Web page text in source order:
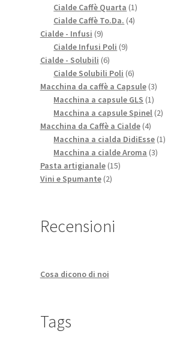
prodotti
Cialde Caffè Quarta 11
Cialde Caffè To.Da. 44
Cialde - Infusi 99
prodotti
Cialde Infusi Poli 99
Cialde - Solubili 66
prodotti
Cialde Solubili Poli 66
prodotti
Macchina da caffè a Capsule 33
Macchina a capsule GLS 11
prodotto
Macchina a capsule Spinel 22
Macchina da Caffè a Cialde 44
prodotti
Macchina a cialda DidiEsse 11
Macchina a cialde Aroma 33
Pasta artigianale 1515
Vini e Spumante 22
Recensioni
Cosa dicono di noi
Tags